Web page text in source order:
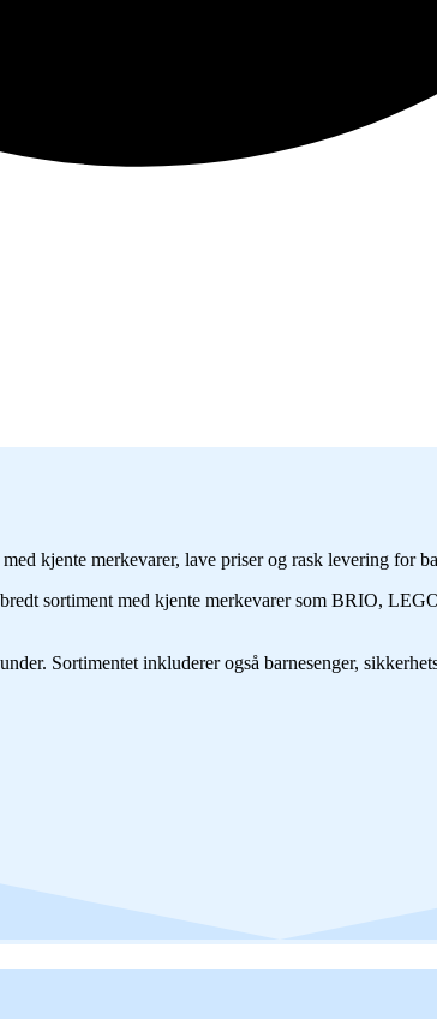
kjente merkevarer, lave priser og rask levering for
sortiment med kjente merkevarer som BRIO,
Sortimentet inkluderer også barnesenger,